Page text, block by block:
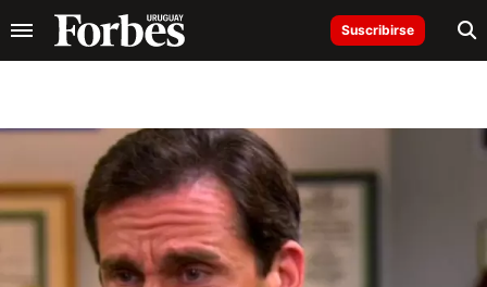
Suscribirse